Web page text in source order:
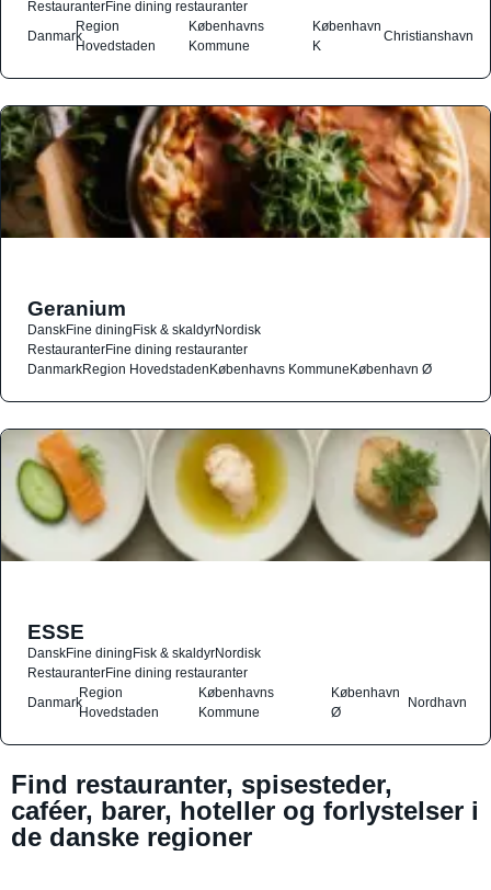
RestauranterFine dining restauranter
Danmark
Region
Hovedstaden
Københavns
Kommune
København
K
Christianshavn
Geranium
DanskFine diningFisk & skaldyrNordisk
RestauranterFine dining restauranter
DanmarkRegion HovedstadenKøbenhavns KommuneKøbenhavn Ø
ESSE
DanskFine diningFisk & skaldyrNordisk
RestauranterFine dining restauranter
Danmark
Region
Hovedstaden
Københavns
Kommune
København
Ø
Nordhavn
Find restauranter, spisesteder,
caféer, barer, hoteller og forlystelser i
de danske regioner